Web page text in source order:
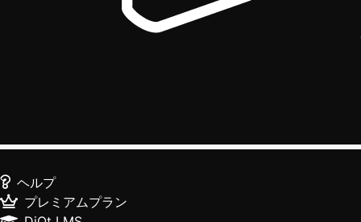
ヘルプ
プレミアムプラン